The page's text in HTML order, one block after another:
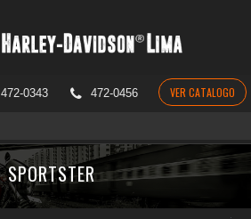
472-0343 472-0456 VER CATALOGO
SPORTSTER